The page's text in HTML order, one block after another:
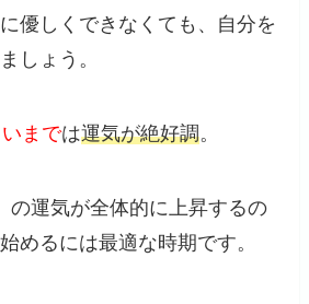
優しくできなくても、自分を
しょう。
までは運気が絶好調。
の運気が全体的に上昇するの
めるには最適な時期です。